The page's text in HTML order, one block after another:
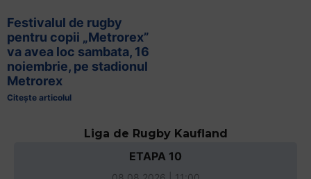
Festivalul de rugby
pentru copii „Metrorex”
va avea loc sambata, 16
noiembrie, pe stadionul
Metrorex
Citește articolul
Liga de Rugby Kaufland
ETAPA 10